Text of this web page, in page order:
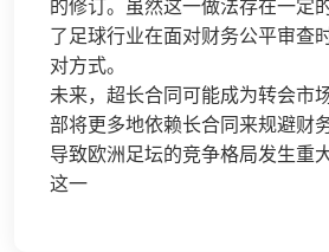
的修订。虽然这一做法存在一定
了足球行业在面对财务公平审查
对方式。
未来，超长合同可能成为转会市
部将更多地依赖长合同来规避财
导致欧洲足坛的竞争格局发生重
这一